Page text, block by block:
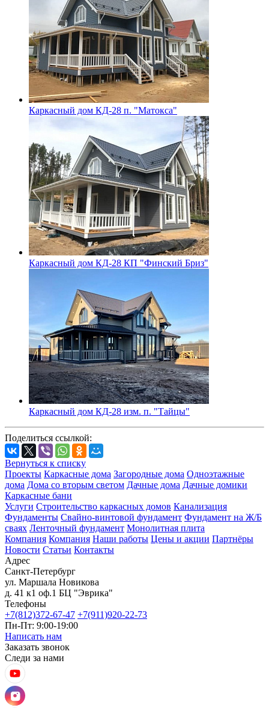
Каркасный дом КД-28 п. "Матокса"
Каркасный дом КД-28 КП "Финский Бриз"
Каркасный дом КД-28 изм. п. "Тайцы"
Поделиться ссылкой:
Вернуться к списку
Проекты Каркасные дома Загородные дома Одноэтажные
дома Дома со вторым светом Дачные дома Дачные домики
Каркасные бани
Услуги Строительство каркасных домов Канализация
Фундаменты Свайно-винтовой фундамент Фундамент на Ж/Б
сваях Ленточный фундамент Монолитная плита
Компания Компания Наши работы Цены и акции Партнёры
Новости Статьи Контакты
Адрес
Санкт-Петербург
ул. Маршала Новикова
д. 41 к1 оф.1 БЦ "Эврика"
Телефоны
+7(812)372-67-47 +7(911)920-22-73
Пн-Пт: 9:00-19:00
Написать нам
Заказать звонок
Следи за нами